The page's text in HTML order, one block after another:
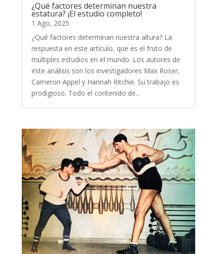
¿Qué factores determinan nuestra
estatura? ¡El estudio completo!
1 Ago, 2025
¿Qué factores determinan nuestra altura? La
respuesta en este artículo, que es el fruto de
múltiples estudios en el mundo. Los autores de
este análisis son los investigadores Max Roser,
Cameron Appel y Hannah Ritchie. Su trabajo es
prodigioso. Todo el contenido de...